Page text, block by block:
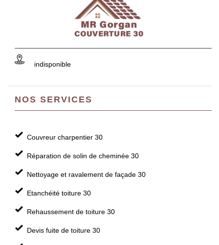
indisponible
NOS SERVICES
Couvreur charpentier 30
Réparation de solin de cheminée 30
Nettoyage et ravalement de façade 30
Etanchéité toiture 30
Rehaussement de toiture 30
Devis fuite de toiture 30